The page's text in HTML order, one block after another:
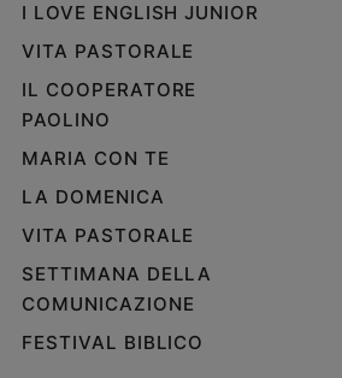
I LOVE ENGLISH JUNIOR
VITA PASTORALE
IL COOPERATORE
PAOLINO
MARIA CON TE
LA DOMENICA
VITA PASTORALE
SETTIMANA DELLA
COMUNICAZIONE
FESTIVAL BIBLICO